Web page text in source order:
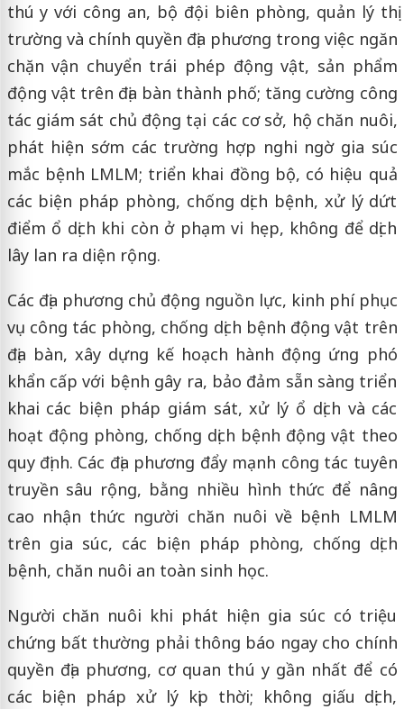
thú y với công an, bộ đội biên phòng, quản lý thị
trường và chính quyền địa phương trong việc ngăn
chặn vận chuyển trái phép động vật, sản phẩm
động vật trên địa bàn thành phố; tăng cường công
tác giám sát chủ động tại các cơ sở, hộ chăn nuôi,
phát hiện sớm các trường hợp nghi ngờ gia súc
mắc bệnh LMLM; triển khai đồng bộ, có hiệu quả
các biện pháp phòng, chống dịch bệnh, xử lý dứt
điểm ổ dịch khi còn ở phạm vi hẹp, không để dịch
lây lan ra diện rộng.
Các địa phương chủ động nguồn lực, kinh phí phục
vụ công tác phòng, chống dịch bệnh động vật trên
địa bàn, xây dựng kế hoạch hành động ứng phó
khẩn cấp với bệnh gây ra, bảo đảm sẵn sàng triển
khai các biện pháp giám sát, xử lý ổ dịch và các
hoạt động phòng, chống dịch bệnh động vật theo
quy định. Các địa phương đẩy mạnh công tác tuyên
truyền sâu rộng, bằng nhiều hình thức để nâng
cao nhận thức người chăn nuôi về bệnh LMLM
trên gia súc, các biện pháp phòng, chống dịch
bệnh, chăn nuôi an toàn sinh học.
Người chăn nuôi khi phát hiện gia súc có triệu
chứng bất thường phải thông báo ngay cho chính
quyền địa phương, cơ quan thú y gần nhất để có
các biện pháp xử lý kịp thời; không giấu dịch,